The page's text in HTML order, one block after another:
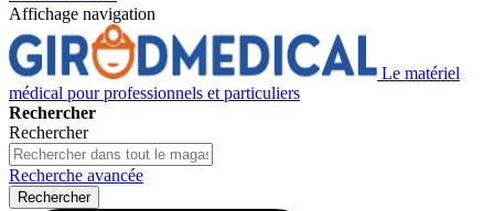
Affichage navigation
Le matériel
médical pour professionnels et particuliers
Rechercher
Rechercher
Recherche avancée
Rechercher